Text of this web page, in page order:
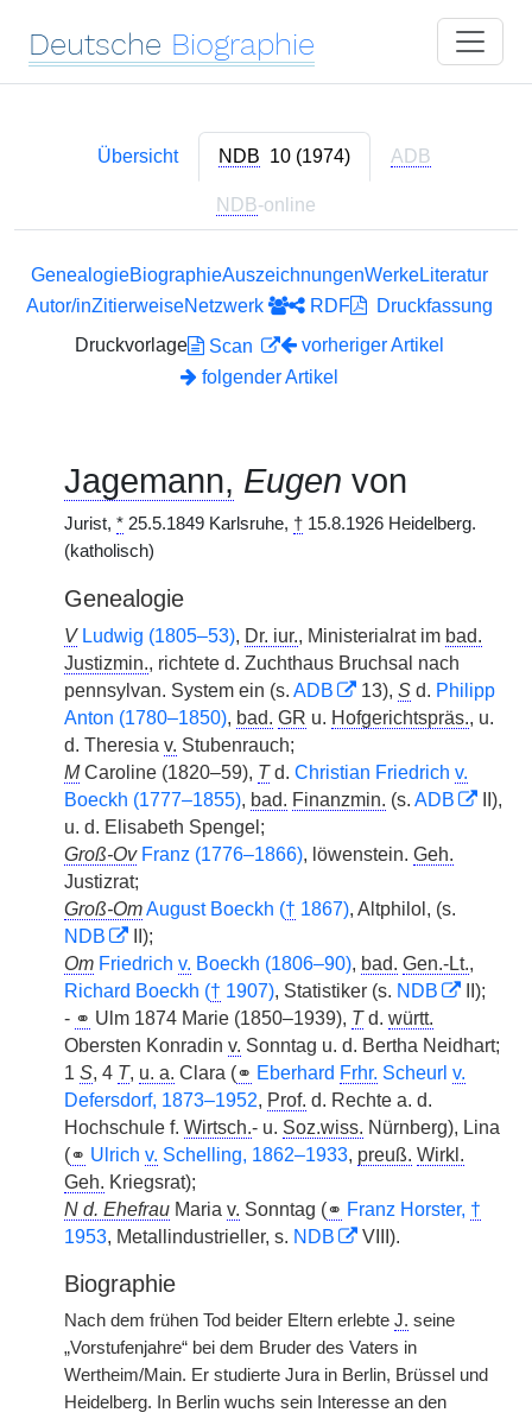
Deutsche Biographie
Übersicht NDB 10 (1974) ADB
NDB-online
GenealogieBiographieAuszeichnungenWerkeLiteratur
Autor/inZitierweiseNetzwerk RDF
Druckfassung
Druckvorlage
Scan
vorheriger Artikel
folgender Artikel
Jagemann, Eugen von
Jurist, * 25.5.1849 Karlsruhe, † 15.8.1926 Heidelberg.
(katholisch)
Genealogie
V Ludwig (1805–53), Dr. iur., Ministerialrat im bad.
Justizmin., richtete d. Zuchthaus Bruchsal nach
pennsylvan. System ein (s. ADB 13), S d. Philipp
Anton (1780–1850), bad. GR u. Hofgerichtspräs., u.
d. Theresia v. Stubenrauch;
MCaroline (1820–59), Td. Christian Friedrich v.
Boeckh (1777–1855), bad. Finanzmin. (s. ADB
II),
u. d. Elisabeth Spengel;
Groß-Ov Franz (1776–1866), löwenstein. Geh.
Justizrat;
Groß-OmAugust Boeckh († 1867), Altphilol, (s.
NDB
II);
Om Friedrich v. Boeckh (1806–90), bad. Gen.-Lt.,
Richard Boeckh († 1907), Statistiker (s. NDB
II);
- ⚭ Ulm 1874 Marie (1850–1939), Td. württ.
Obersten Konradin v. Sonntag u. d. Bertha Neidhart;
1 S, 4 T, u. a. Clara (⚭ Eberhard Frhr. Scheurl v.
Defersdorf, 1873–1952, Prof. d. Rechte a. d.
Hochschule f. Wirtsch.- u. Soz.wiss. Nürnberg), Lina
(⚭ Ulrich v. Schelling, 1862–1933, preuß. Wirkl.
Geh. Kriegsrat);
N d. Ehefrau Maria v. Sonntag (⚭ Franz Horster, †
1953, Metallindustrieller, s. NDB VIII).
Biographie
Nach dem frühen Tod beider Eltern erlebte J. seine
„Vorstufenjahre“ bei dem Bruder des Vaters in
Wertheim/Main. Er studierte Jura in Berlin, Brüssel und
Heidelberg. In Berlin wuchs sein Interesse an den